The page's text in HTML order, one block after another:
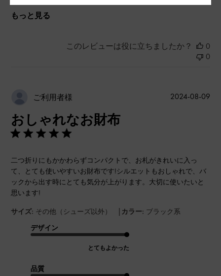
もっと見る
このレビューは役に立ちましたか？
0
0
ご利用者様
おしゃれなお財布
二つ折りにもかかわらずコンパクトで、お札がきれいに入っ
て、とても使いやすいお財布です!シルエットもおしゃれで、バ
ックから出す時にとても気分が上がります。大切に使いたいと
思います!
サイズ: その他（シューズ以外） | カラー: ブラック系
デザイン
とてもよかった
品質
公
2024-08-09